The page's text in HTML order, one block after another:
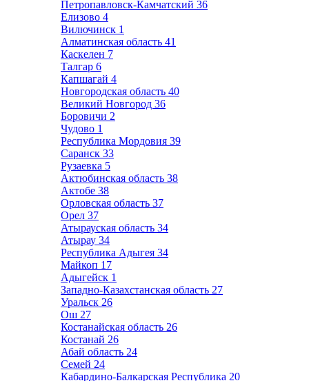
Петропавловск-Камчатский 36
Елизово 4
Вилючинск 1
Алматинская область 41
Каскелен 7
Талгар 6
Капшагай 4
Новгородская область 40
Великий Новгород 36
Боровичи 2
Чудово 1
Республика Мордовия 39
Саранск 33
Рузаевка 5
Актюбинская область 38
Актобе 38
Орловская область 37
Орел 37
Атырауская область 34
Атырау 34
Республика Адыгея 34
Майкоп 17
Адыгейск 1
Западно-Казахстанская область 27
Уральск 26
Ош 27
Костанайская область 26
Костанай 26
Абай область 24
Семей 24
Кабардино-Балкарская Республика 20